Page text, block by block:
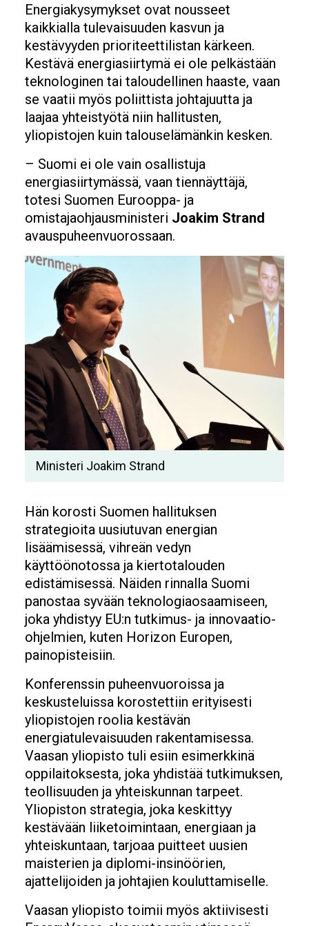
Energiakysymykset ovat nousseet
kaikkialla tulevaisuuden kasvun ja
kestävyyden prioriteettilistan kärkeen.
Kestävä energiasiirtymä ei ole pelkästään
teknologinen tai taloudellinen haaste, vaan
se vaatii myös poliittista johtajuutta ja
laajaa yhteistyötä niin hallitusten,
yliopistojen kuin talouselämänkin kesken.
– Suomi ei ole vain osallistuja
energiasiirtymässä, vaan tiennäyttäjä,
totesi Suomen Eurooppa- ja
omistajaohjausministeri Joakim Strand
avauspuheenvuorossaan.
Image
Ministeri Joakim Strand
Hän korosti Suomen hallituksen
strategioita uusiutuvan energian
lisäämisessä, vihreän vedyn
käyttöönotossa ja kiertotalouden
edistämisessä. Näiden rinnalla Suomi
panostaa syvään teknologiaosaamiseen,
joka yhdistyy EU:n tutkimus- ja innovaatio-
ohjelmien, kuten Horizon Europen,
painopisteisiin.
Konferenssin puheenvuoroissa ja
keskusteluissa korostettiin erityisesti
yliopistojen roolia kestävän
energiatulevaisuuden rakentamisessa.
Vaasan yliopisto tuli esiin esimerkkinä
oppilaitoksesta, joka yhdistää tutkimuksen,
teollisuuden ja yhteiskunnan tarpeet.
Yliopiston strategia, joka keskittyy
kestävään liiketoimintaan, energiaan ja
yhteiskuntaan, tarjoaa puitteet uusien
maisterien ja diplomi-insinöörien,
ajattelijoiden ja johtajien kouluttamiselle.
Vaasan yliopisto toimii myös aktiivisesti